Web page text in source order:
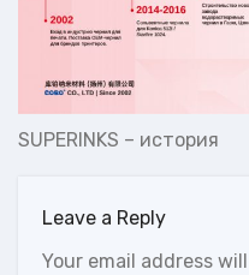
SUPERINKS – история
Leave a Reply
Your email address